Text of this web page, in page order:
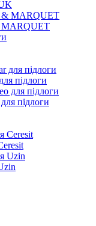
MARQUET
підлоги
підлоги